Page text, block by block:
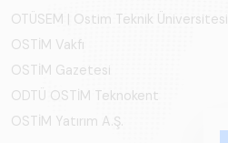
OTÜSEM | Ostim Teknik Üniversitesi
OSTİM Vakfı
OSTİM Gazetesi
ODTÜ OSTİM Teknokent
OSTİM Yatırım A.Ş.